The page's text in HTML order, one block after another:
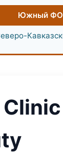
Южный ФО